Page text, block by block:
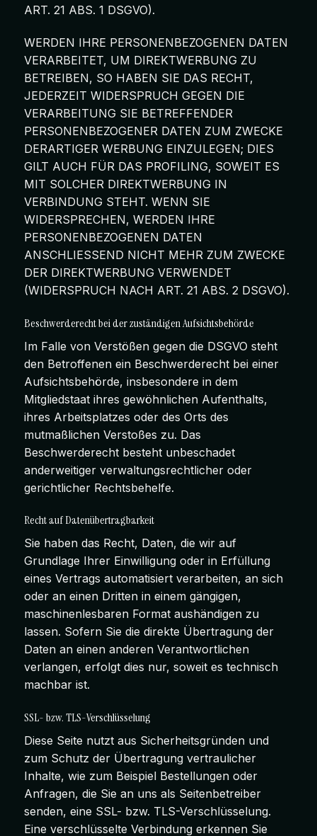
ART. 21 ABS. 1 DSGVO).
WERDEN IHRE PERSONENBEZOGENEN DATEN
VERARBEITET, UM DIREKTWERBUNG ZU
BETREIBEN, SO HABEN SIE DAS RECHT,
JEDERZEIT WIDERSPRUCH GEGEN DIE
VERARBEITUNG SIE BETREFFENDER
PERSONENBEZOGENER DATEN ZUM ZWECKE
DERARTIGER WERBUNG EINZULEGEN; DIES
GILT AUCH FÜR DAS PROFILING, SOWEIT ES
MIT SOLCHER DIREKTWERBUNG IN
VERBINDUNG STEHT. WENN SIE
WIDERSPRECHEN, WERDEN IHRE
PERSONENBEZOGENEN DATEN
ANSCHLIESSEND NICHT MEHR ZUM ZWECKE
DER DIREKTWERBUNG VERWENDET
(WIDERSPRUCH NACH ART. 21 ABS. 2 DSGVO).
Beschwerde­recht bei der zuständigen Aufsichts­behörde
Im Falle von Verstößen gegen die DSGVO steht
den Betroffenen ein Beschwerderecht bei einer
Aufsichtsbehörde, insbesondere in dem
Mitgliedstaat ihres gewöhnlichen Aufenthalts,
ihres Arbeitsplatzes oder des Orts des
mutmaßlichen Verstoßes zu. Das
Beschwerderecht besteht unbeschadet
anderweitiger verwaltungsrechtlicher oder
gerichtlicher Rechtsbehelfe.
Recht auf Daten­übertrag­barkeit
Sie haben das Recht, Daten, die wir auf
Grundlage Ihrer Einwilligung oder in Erfüllung
eines Vertrags automatisiert verarbeiten, an sich
oder an einen Dritten in einem gängigen,
maschinenlesbaren Format aushändigen zu
lassen. Sofern Sie die direkte Übertragung der
Daten an einen anderen Verantwortlichen
verlangen, erfolgt dies nur, soweit es technisch
machbar ist.
SSL- bzw. TLS-Verschlüsselung
Diese Seite nutzt aus Sicherheitsgründen und
zum Schutz der Übertragung vertraulicher
Inhalte, wie zum Beispiel Bestellungen oder
Anfragen, die Sie an uns als Seitenbetreiber
senden, eine SSL- bzw. TLS-Verschlüsselung.
Eine verschlüsselte Verbindung erkennen Sie